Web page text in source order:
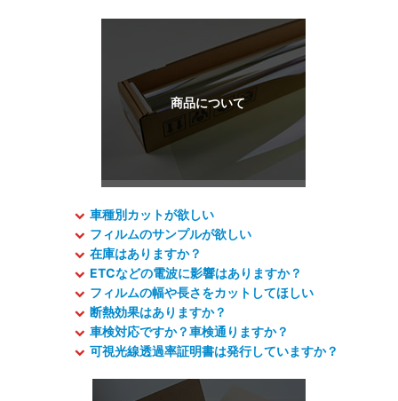
車種別カットが欲しい
フィルムのサンプルが欲しい
在庫はありますか？
ETCなどの電波に影響はありますか？
フィルムの幅や長さをカットしてほしい
断熱効果はありますか？
車検対応ですか？車検通りますか？
可視光線透過率証明書は発行していますか？